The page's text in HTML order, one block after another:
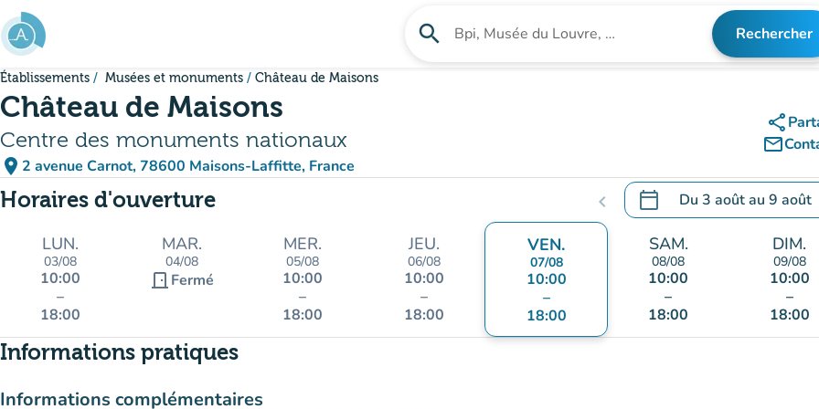
Aller au contenu principal
search Rechercher un établissement Rechercher
Établissements Musées et monuments Château de Maisons
Château de Maisons
Centre des monuments nationaux
place 2 avenue Carnot, 78600 Maisons-Laffitte, France
(ouvrir dans Google Maps)
(nouvel onglet)
share
mail_outline
Horaires d'ouverture chevron_left calendar_today Du 3 aoûtau 9 août
.Ouvrir le calendrier pour
LUN.
03/08
10:00
–
18:00
MAR.
04/08
door_front Fermé
MER.
05/08
10:00
–
18:00
JEU.
06/08
10:00
–
18:00
VEN.
07/08
10:00
–
18:00
SAM.
08/08
10:00
–
18:00
DIM.
09/08
10:00
–
18:00
Informations pratiques
Informations complémentaires